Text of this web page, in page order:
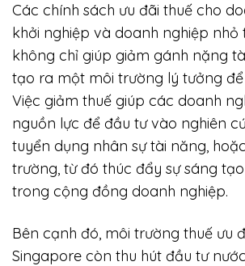
Các chính sách ưu đãi thuế cho
khởi nghiệp và doanh nghiệp nhỏ
không chỉ giúp giảm gánh nặng
tạo ra một môi trường lý tưởng để
Việc giảm thuế giúp các doanh
nguồn lực để đầu tư vào nghiên
tuyển dụng nhân sự tài năng,
trường, từ đó thúc đẩy sự sáng
trong cộng đồng doanh nghiệp.
Bên cạnh đó, môi trường thuế ưu
Singapore còn thu hút đầu tư